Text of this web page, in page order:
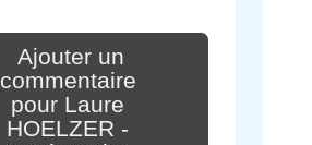
Ajouter un
commentaire
pour Laure
HOELZER -